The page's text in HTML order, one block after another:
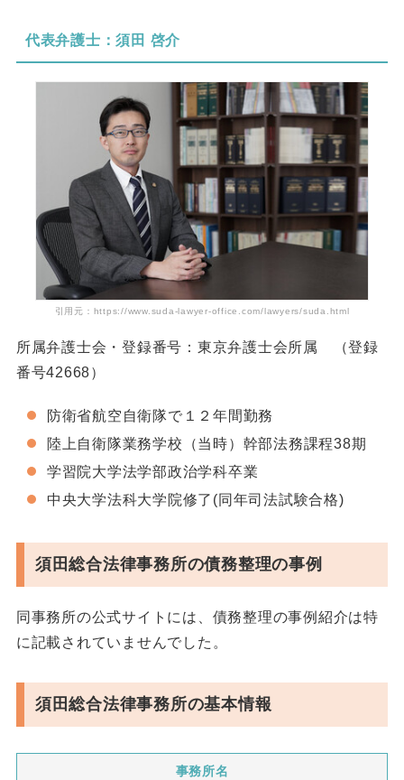
代表弁護士：須田 啓介
引用元：https://www.suda-lawyer-office.com/lawyers/suda.html
所属弁護士会・登録番号：東京弁護士会所属 （登録
番号42668）
防衛省航空自衛隊で１２年間勤務
陸上自衛隊業務学校（当時）幹部法務課程38期
学習院大学法学部政治学科卒業
中央大学法科大学院修了(同年司法試験合格)
須田総合法律事務所の債務整理の事例
同事務所の公式サイトには、債務整理の事例紹介は特
に記載されていませんでした。
須田総合法律事務所の基本情報
事務所名